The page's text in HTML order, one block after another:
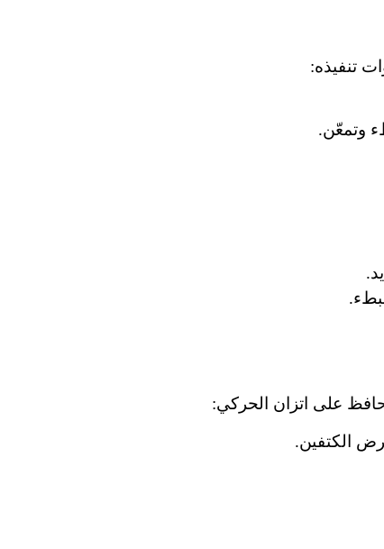
تنفيذه:
وتمعّن.
على اتزان الحركي:
الكتفين.